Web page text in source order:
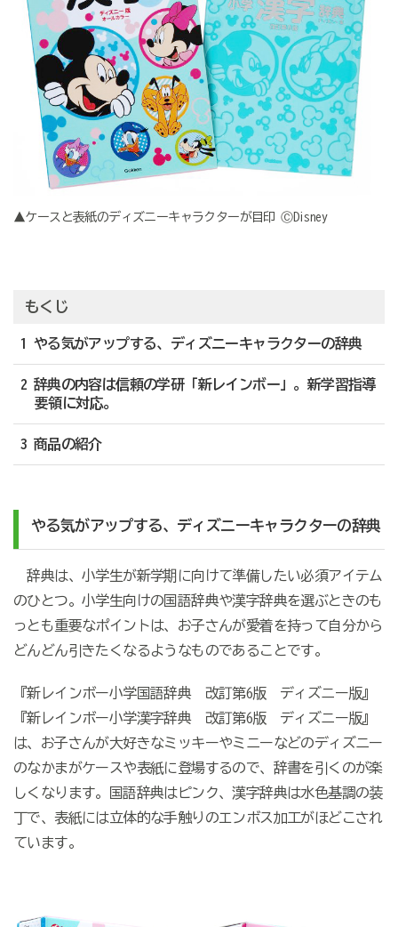
▲ケースと表紙のディズニーキャラクターが目印 ⒸDisney
もくじ
1 やる気がアップする、ディズニーキャラクターの辞典
2 辞典の内容は信頼の学研「新レインボー」。新学習指導
要領に対応。
3 商品の紹介
やる気がアップする、ディズニーキャラクターの辞典
辞典は、小学生が新学期に向けて準備したい必須アイテム
のひとつ。小学生向けの国語辞典や漢字辞典を選ぶときのも
っとも重要なポイントは、お子さんが愛着を持って自分から
どんどん引きたくなるようなものであることです。
『新レインボー小学国語辞典 改訂第6版 ディズニー版』
『新レインボー小学漢字辞典 改訂第6版 ディズニー版』
は、お子さんが大好きなミッキーやミニーなどのディズニー
のなかまがケースや表紙に登場するので、辞書を引くのが楽
しくなります。国語辞典はピンク、漢字辞典は水色基調の装
丁で、表紙には立体的な手触りのエンボス加工がほどこされ
ています。